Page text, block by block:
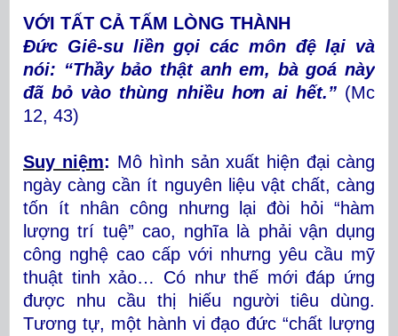
VỚI TẤT CẢ TẤM LÒNG THÀNH
Đức Giê-su liền gọi các môn đệ lại và
nói: “Thầy bảo thật anh em, bà goá này
đã bỏ vào thùng nhiều hơn ai hết.” (Mc
12, 43)
Suy niệm: Mô hình sản xuất hiện đại càng
ngày càng cần ít nguyên liệu vật chất, càng
tốn ít nhân công nhưng lại đòi hỏi “hàm
lượng trí tuệ” cao, nghĩa là phải vận dụng
công nghệ cao cấp với nhưng yêu cầu mỹ
thuật tinh xảo… Có như thế mới đáp ứng
được nhu cầu thị hiếu người tiêu dùng.
Tương tự, một hành vi đạo đức “chất lượng